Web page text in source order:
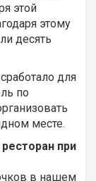
этой
этому
десять
для
по
месте.
при
в нашем